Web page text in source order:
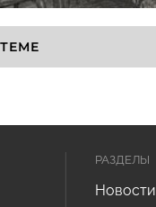
РАЗДЕЛЫ
Новости